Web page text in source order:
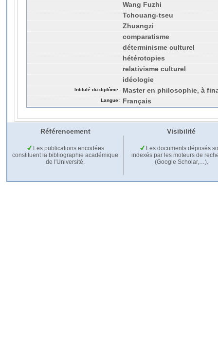
Wang Fuzhi
Tchouang-tseu
Zhuangzi
comparatisme
déterminisme culturel
hétérotopies
relativisme culturel
idéologie
Intitulé du diplôme: Master en philosophie, à
Langue: Français
Référencement Visibilité
Les publications encodées
constituent la bibliographie académique
de l'Université.
Les documents déposés
indexés par les moteurs de
(Google Scholar,…).